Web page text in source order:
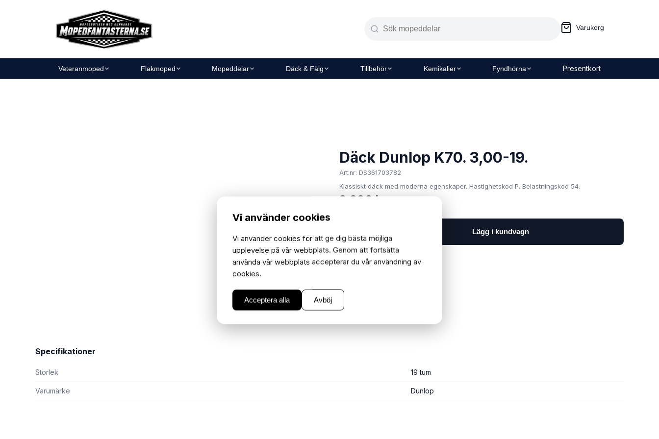
Varukorg
Veteranmoped Flakmoped Mopeddelar Däck & Fälg Tillbehör Kemikalier Fyndhörna Presentkort
Däck Dunlop K70. 3,00-19.
Art.nr: DS361703782
Klassiskt däck med moderna egenskaper. Hastighetskod P. Belastningskod 54.
2 390 kr
Lägg i kundvagn
Specifikationer
Storlek 19 tum
Varumärke Dunlop
Vi använder cookies
Vi använder cookies för att ge dig bästa möjliga
upplevelse på vår webbplats. Genom att fortsätta
använda vår webbplats accepterar du vår användning av
cookies.
Acceptera alla Avböj